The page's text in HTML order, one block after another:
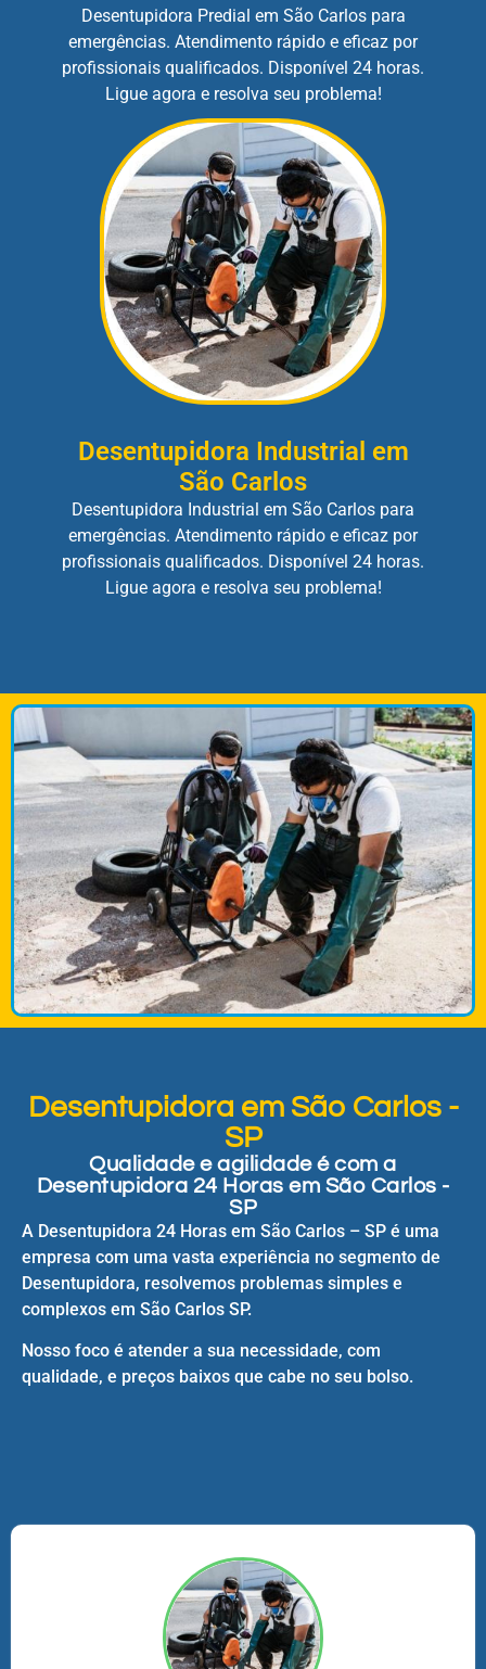
Desentupidora Predial em São Carlos para
emergências. Atendimento rápido e eficaz por
profissionais qualificados. Disponível 24 horas.
Ligue agora e resolva seu problema!
Desentupidora Industrial em
São Carlos
Desentupidora Industrial em São Carlos para
emergências. Atendimento rápido e eficaz por
profissionais qualificados. Disponível 24 horas.
Ligue agora e resolva seu problema!
Desentupidora em São Carlos -
SP
Qualidade e agilidade é com a
Desentupidora 24 Horas em São Carlos -
SP
A Desentupidora 24 Horas em São Carlos – SP é uma
empresa com uma vasta experiência no segmento de
Desentupidora, resolvemos problemas simples e
complexos em São Carlos SP.
Nosso foco é atender a sua necessidade, com
qualidade, e preços baixos que cabe no seu bolso.